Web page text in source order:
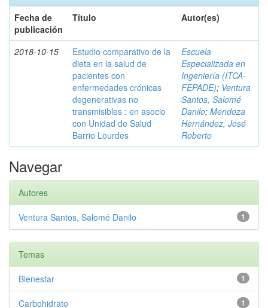
Fecha de
publicación
Título Autor(es)
2018-10-15
Estudio comparativo de la
dieta en la salud de
pacientes con
enfermedades crónicas
degenerativas no
transmisibles : en asocio
con Unidad de Salud
Barrio Lourdes
Escuela
Especializada en
Ingeniería (ITCA-
FEPADE); Ventura
Santos, Salomé
Danilo; Mendoza
Hernández, José
Roberto
Navegar
Autores
1
Ventura Santos, Salomé Danilo
Temas
1
Bienestar
1
Carbohidrato